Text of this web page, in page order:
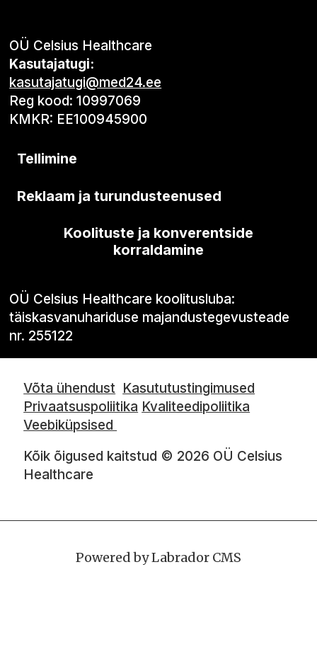
OÜ Celsius Healthcare
Kasutajatugi:
kasutajatugi@med24.ee
Reg kood: 10997069
KMKR: EE100945900
Tellimine
Reklaam ja turundusteenused
Koolituste ja konverentside
korraldamine
OÜ Celsius Healthcare koolitusluba:
täiskasvanuhariduse majandustegevusteade
nr. 255122
Võta ühendust Kasututustingimused
Privaatsuspoliitika Kvaliteedipoliitika
Veebiküpsised
Kõik õigused kaitstud © 2026 OÜ Celsius
Healthcare
Powered by Labrador CMS